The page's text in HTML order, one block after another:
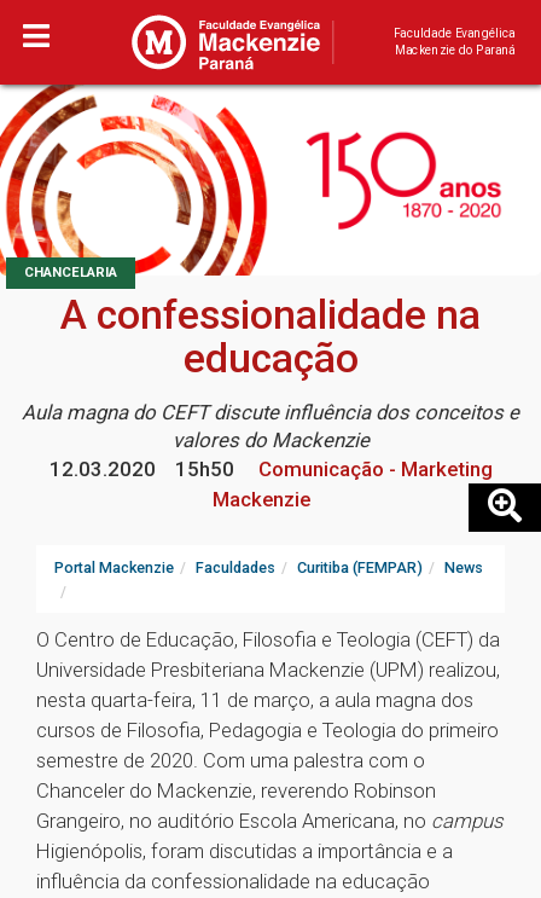
Faculdade Evangélica
Mackenzie do Paraná
CHANCELARIA
A confessionalidade na
educação
Aula magna do CEFT discute influência dos conceitos e
valores do Mackenzie
12.03.2020
15h50
Comunicação - Marketing
Mackenzie
Portal Mackenzie Faculdades Curitiba (FEMPAR) News
O Centro de Educação, Filosofia e Teologia (CEFT) da
Universidade Presbiteriana Mackenzie (UPM) realizou,
nesta quarta-feira, 11 de março, a aula magna dos
cursos de Filosofia, Pedagogia e Teologia do primeiro
semestre de 2020. Com uma palestra com o
Chanceler do Mackenzie, reverendo Robinson
Grangeiro, no auditório Escola Americana, no campus
Higienópolis, foram discutidas a importância e a
influência da confessionalidade na educação